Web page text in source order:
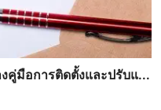
คู่มือการติดตั้งและปรับแ...